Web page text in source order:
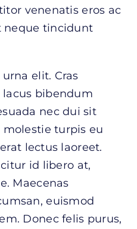
venenatis eros ac
neque tincidunt
elit. Cras
bibendum
nec dui sit
turpis eu
lectus laoreet.
id libero at,
Maecenas
euismod
Donec felis purus,